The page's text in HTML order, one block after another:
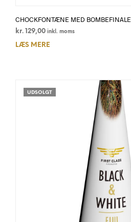
CHOCKFONTÆNE MED BOMBEFINALE
kr. 129,00 inkl. moms
LÆS MERE
UDSOLGT